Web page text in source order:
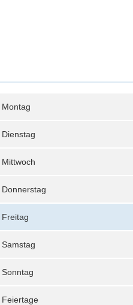
Montag
Dienstag
Mittwoch
Donnerstag
Freitag
Samstag
Sonntag
Feiertage